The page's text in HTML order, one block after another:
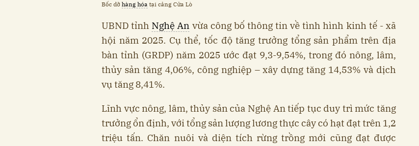
Bốc dỡ hàng hóa tại cảng Cửa Lò
UBND tỉnh Nghệ An vừa công bố thông tin về tình hình kinh tế - xã
hội năm 2025. Cụ thể, tốc độ tăng trưởng tổng sản phẩm trên địa
bàn tỉnh (GRDP) năm 2025 ước đạt 9,3-9,54%, trong đó nông, lâm,
thủy sản tăng 4,06%, công nghiệp – xây dựng tăng 14,53% và dịch
vụ tăng 8,41%.
Lĩnh vực nông, lâm, thủy sản của Nghệ An tiếp tục duy trì mức tăng
trưởng ổn định, với tổng sản lượng lương thực cây có hạt đạt trên 1,2
triệu tấn. Chăn nuôi và diện tích rừng trồng mới cũng đạt được